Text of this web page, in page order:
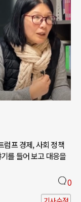
럼프 경제, 사회 정책
를 들어 보고 대응을
0